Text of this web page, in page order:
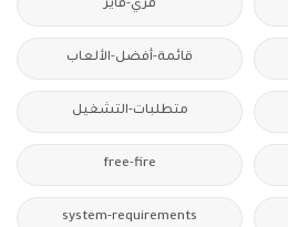
فري-فاير
قائمة-أفضل-الألعاب
متطلبات-التشغيل
free-fire
system-requirements